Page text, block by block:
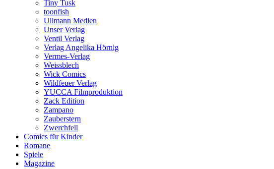
Tiny Tusk
toonfish
Ullmann Medien
Unser Verlag
Ventil Verlag
Verlag Angelika Hörnig
Vermes-Verlag
Weissblech
Wick Comics
Wildfeuer Verlag
YUCCA Filmproduktion
Zack Edition
Zampano
Zauberstern
Zwerchfell
Comics für Kinder
Romane
Spiele
Magazine